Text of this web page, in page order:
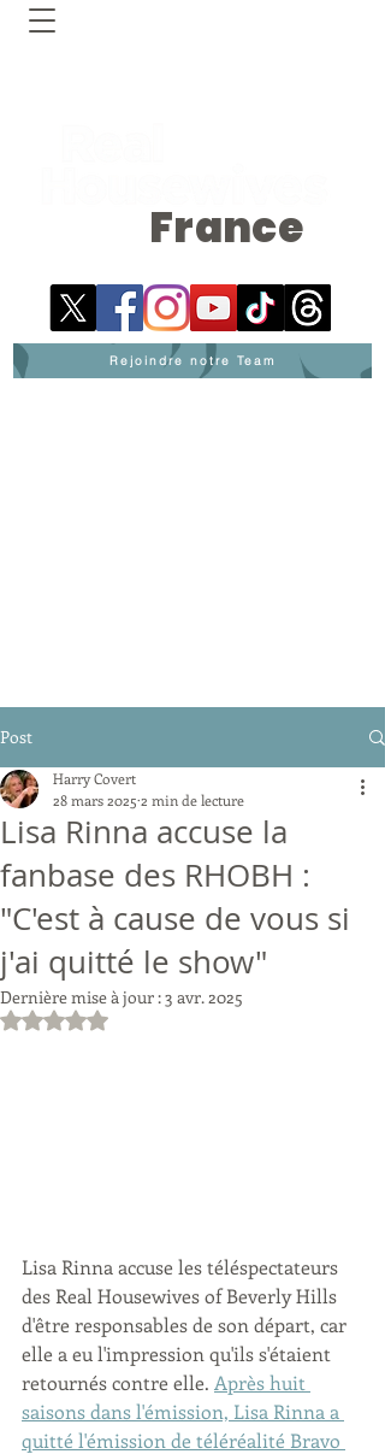
France
Rejoindre notre Team
Post
Lisa Rinna accuse la
fanbase des RHOBH :
"C'est à cause de vous si
j'ai quitté le show"
Harry Covert
28 mars 2025 2 min de lecture
Dernière mise à jour :3 avr. 2025
Noté NaN étoiles sur 5.
Lisa Rinna accuse les téléspectateurs
des Real Housewives of Beverly Hills
d'être responsables de son départ, car
elle a eu l'impression qu'ils s'étaient
retournés contre elle. Après huit
saisons dans l'émission, Lisa Rinna a
quitté l'émission de téléréalité Bravo